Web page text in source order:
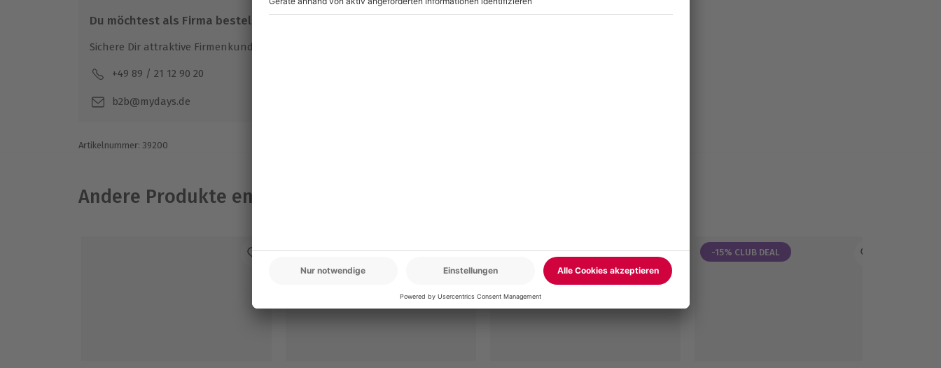
Du möchtest als Firma bestellen?
Sichere Dir attraktive Firmenkunden Vorteile.
+49 89 / 21 12 90 20
b2b@mydays.de
Artikelnummer: 39200
Andere Produkte entdecken
-15% CLUB DEAL